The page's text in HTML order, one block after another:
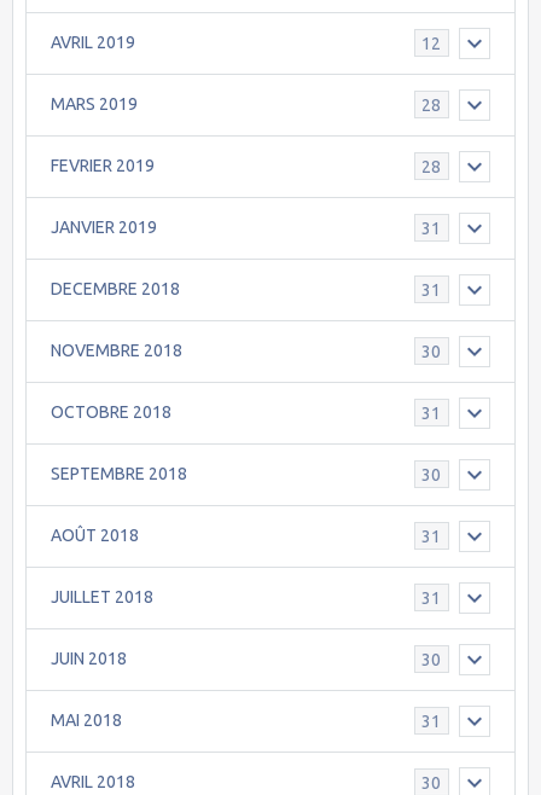
AVRIL 2019 12
MARS 2019 28
FEVRIER 2019 28
JANVIER 2019 31
DECEMBRE 2018 31
NOVEMBRE 2018 30
OCTOBRE 2018 31
SEPTEMBRE 2018 30
AOÛT 2018 31
JUILLET 2018 31
JUIN 2018 30
MAI 2018 31
AVRIL 2018 30